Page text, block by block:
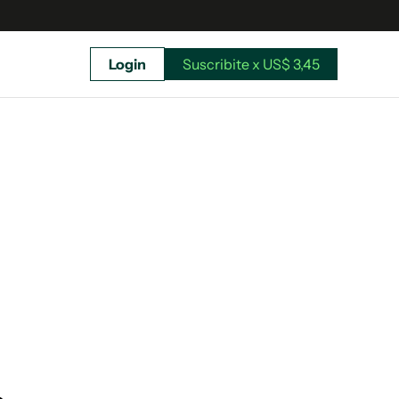
Login Suscribite x US$ 3,45